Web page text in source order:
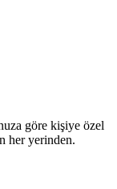
göre kişiye özel
her yerinden.